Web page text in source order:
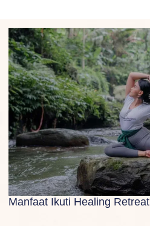
Manfaat Ikuti Healing Retreat